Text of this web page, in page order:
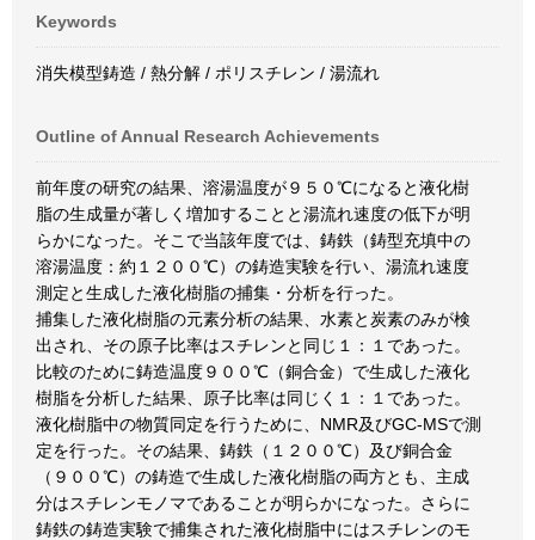
Keywords
消失模型鋳造 / 熱分解 / ポリスチレン / 湯流れ
Outline of Annual Research Achievements
前年度の研究の結果、溶湯温度が９５０℃になると液化樹
脂の生成量が著しく増加することと湯流れ速度の低下が明
らかになった。そこで当該年度では、鋳鉄（鋳型充填中の
溶湯温度：約１２００℃）の鋳造実験を行い、湯流れ速度
測定と生成した液化樹脂の捕集・分析を行った。
捕集した液化樹脂の元素分析の結果、水素と炭素のみが検
出され、その原子比率はスチレンと同じ１：１であった。
比較のために鋳造温度９００℃（銅合金）で生成した液化
樹脂を分析した結果、原子比率は同じく１：１であった。
液化樹脂中の物質同定を行うために、NMR及びGC-MSで測
定を行った。その結果、鋳鉄（１２００℃）及び銅合金
（９００℃）の鋳造で生成した液化樹脂の両方とも、主成
分はスチレンモノマであることが明らかになった。さらに
鋳鉄の鋳造実験で捕集された液化樹脂中にはスチレンのモ